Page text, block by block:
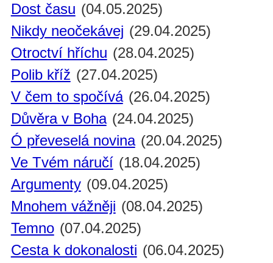
Dost času (04.05.2025)
Nikdy neočekávej (29.04.2025)
Otroctví hříchu (28.04.2025)
Polib kříž (27.04.2025)
V čem to spočívá (26.04.2025)
Důvěra v Boha (24.04.2025)
Ó převeselá novina (20.04.2025)
Ve Tvém náručí (18.04.2025)
Argumenty (09.04.2025)
Mnohem vážněji (08.04.2025)
Temno (07.04.2025)
Cesta k dokonalosti (06.04.2025)